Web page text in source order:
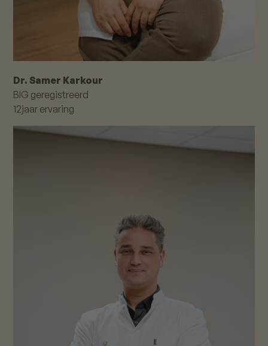
Dr. Samer Karkour
BIG geregistreerd
12jaar ervaring